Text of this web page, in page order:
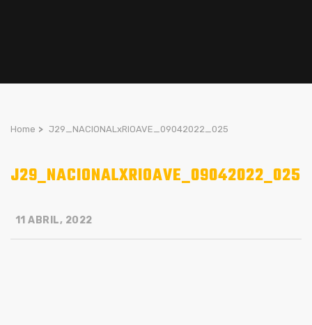
Home > J29_NACIONALxRIOAVE_09042022_025
J29_NACIONALXRIOAVE_09042022_025
11 ABRIL, 2022